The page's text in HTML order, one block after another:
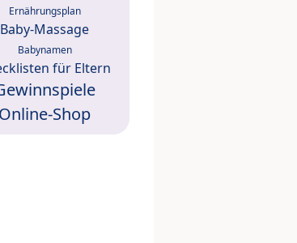
Ernährungsplan
Baby-Massage
Babynamen
für Eltern
Online-Shop